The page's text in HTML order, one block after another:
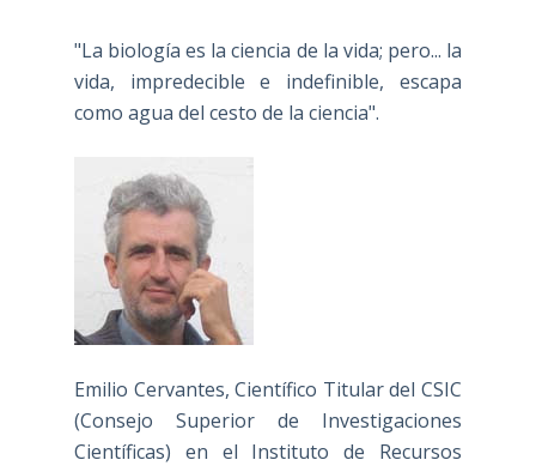
"La biología es la ciencia de la vida; pero... la
vida, impredecible e indefinible, escapa
como agua del cesto de la ciencia".
Emilio Cervantes, Científico Titular del CSIC
(Consejo Superior de Investigaciones
Científicas) en el Instituto de Recursos